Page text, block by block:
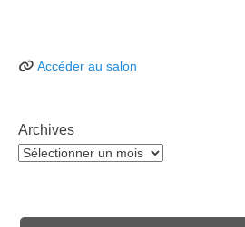
Accéder au salon
Archives
Archives